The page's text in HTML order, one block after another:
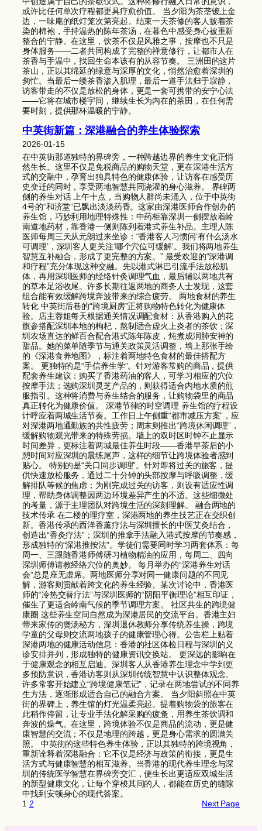
或许比任何单次疗程都更具疗愈价值。 当夕阳为茶垄镀上金
边，一味庵的纸灯笼次第亮起。结束一天茶修的客人披着茶
染的棉袍，手持温热的陈年茶汤，在暮色中感受身心被重新
整合的宁静。在这里，饮茶不仅是风雅之事，按摩也不只是
身体服务——二者共同构成了完整的禅意修行，让都市人在
茶香与手温中，找回生命本该有的从容节奏。 三洲田的这片
茶山，正以其绵延的绿意与深厚的文化，悄然治愈着深圳的
匆忙。当最后一缕茶香渗入肌理，最后一道手法归于寂静，
访客带走的不仅是放松的身体，更是一套可携带的安宁心法
——它将在城市楼宇间，继续生长为内在的茶田，在任何需
要时刻，提供那杯温暖的宁静。
中英街新篇：深港融合的养生体验探索
2026-01-15
在中英街那道独特的界碑旁，一种跨越边界的养生文化正悄
然生长。这里不仅是免税商品的购物天堂，更在深港生活方
式的交融中，孕育出独具特色的健康体验，让访客在感受历
史变迁的同时，享受两地智慧共同浇灌的身心滋养。 界碑两
侧的养生对话 上午十点，当购物人群尚未涌入，位于中英街
4号的“和济堂”已飘出淡淡药香。这家由深港医师合作创办的
养生馆，巧妙利用地理特殊性：中药柜靠深圳一侧摆放着岭
南道地药材，靠香港一侧则陈列着港式养生补品。主理人陈
医师每周三天从元朗过来坐诊：“香港客人习惯问‘有什么汤水
可调理’，深圳客人更关注‘哪个穴位可缓解’。我们将两地养生
智慧互补融合，形成了更完整的方案。” 最受欢迎的“深港调
和疗程”充分体现这种交融。先以港式淋巴引流手法放松肌
体，再用深圳医师的经络针灸调理气血，最后辅以两地共有
的草本足浴收尾。许多长期往返两地的商务人士发现，这套
组合能有效缓解跨境奔波带来的综合疲劳。 两地食材的养生
转化 中英街后巷的“跨境厨房”正将购物特色转化为健康体
验。店主蓉姐每天根据通关情况调配食材：从香港购入的花
旗参搭配深圳本地的枸杞，熬制适合虚火上炎者的茶饮；深
圳农场直达的鲜百合配合港式陈年陈皮，炖煮成润肺安神的
甜品。她的菜单随季节与通关政策灵活调整，墙上那张手绘
的《深港食养地图》，标注着两地特色食材的最佳搭配方
案。 更独特的是“手信养生学”。针对游客常购的商品，提供
配套养生建议：购买了香港药油的客人，可学习相应的穴位
按摩手法；选购深圳灵芝产品的，则获得适合内地水质的煎
服指引。这种将消费与养生结合的服务，让购物袋里的商品
真正转化为健康价值。 深港节律的时空调理 养生馆的疗程设
计呼应着两城生活节奏。工作日上午侧重“都市减压方案”，应
对深港两地通勤族的共性疲劳；周末则推出“跨境休闲调理”，
缓解购物观光带来的特殊劳损。墙上的双时区时钟不止显示
时间差异，更标注着两城最佳养生时段——香港早茶后的小
憩时间对应深圳的晨练尾声，这样的细节让跨境体验者感到
贴心。 特别的是“关口同步调理”。针对即将过关的旅客，提
供快速放松服务，通过二十分钟的头部按摩与呼吸调整，缓
解排队等候的焦虑；为刚完成过关的访客，则设有适应性调
理，帮助身体调整因两边环境差异产生的不适。这些细微处
的考量，源于主理团队对跨境生活的深刻理解。 融合两地的
技术传承 在二楼的理疗室，深港两地的养生技艺正在交织创
新。香港传承的西洋香薰疗法与深圳擅长的中医艾灸结合，
创造出“香灸疗法”；深圳的推拿手法融入港式按摩的节奏感，
形成独特的“深港推按法”。学徒们需要同时学习两套体系：每
周一、三跟随香港师傅研习植物精油的应用，每周二、四向
深圳师傅请教经络穴位的奥妙。 每月举办的“深港养生对话
会”总是座无虚席。两地医师分享对同一健康问题的不同见
解，游客则贡献着跨文化的养生经验。某次讨论中，香港医
师的“冷热交替疗法”与深圳医师的“阴阳平衡理论”相互印证，
催生了更适合岭南气候的季节调理方案。 社区共生的跨境健
康圈 这些养生空间自然成为深港居民的交流平台。香港主妇
带来家传的煲汤秘方，深圳退休教师分享传统养生操，跨境
学童的父母则交流两地孩子的健康管理心得。公告栏上贴着
深港两地的健康活动信息：香港的社区体检日程与深圳的义
诊安排并列，形成独特的健康资讯交换站。 更深远的影响在
于健康观念的相互启迪。深圳客人从香港养生理念中学到更
多预防意识，香港访客则从深圳传统智慧中认识整体观念。
许多常客开始建立“跨境健康笔记”，记录在两地尝试的不同养
生方法，逐渐形成适合自己的融合方案。 当夕阳斜照在中英
街的界碑上，养生馆的灯光温柔亮起。提着购物袋的旅客在
此稍作停留，让专业手法化解采购的疲惫，用养生茶饮调和
奔波的燥气。在这里，跨境体验不仅是商品的流动，更是健
康智慧的交流；不仅是地理的跨越，更是身心需求的圆满关
照。 中英街的这些特色养生体验，正以其独特的跨境视角，
重新诠释着深港融合：它不仅是经济与政策的衔接，更是生
活方式与健康智慧的相互滋养。当香港的现代养生理念与深
圳的传统医学智慧在界碑旁交汇，便生长出更适应双城生活
的新型健康文化，让每个穿梭其间的人，都能在历史的缝隙
中找到安顿身心的现代答案。
1 2 Next Page